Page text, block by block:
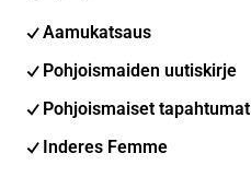
Aamukatsaus
Pohjoismaiden uutiskirje
Pohjoismaiset tapahtumat
Inderes Femme